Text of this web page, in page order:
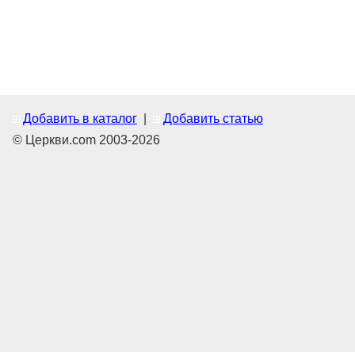
Добавить в каталог
Добавить статью
© Церкви.com 2003-2026